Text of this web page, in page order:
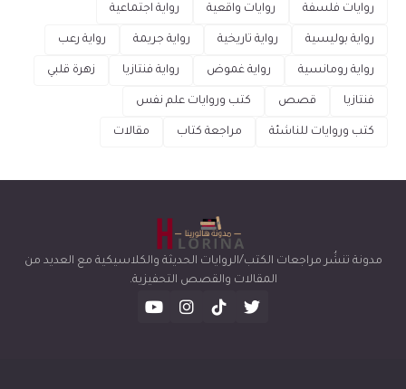
روايات فلسفة روايات واقعية رواية اجتماعية
رواية بوليسية رواية تاريخية رواية جريمة رواية رعب
رواية رومانسية رواية غموض رواية فنتازيا زهرة قلبي
فنتازيا قصص كتب وروايات علم نفس
كتب وروايات للناشئة مراجعة كتاب مقالات
مدونة تنشُر مراجعات الكتب/الروايات الحديثة والكلاسيكية مع العديد من
المقالات والقصص التحفيزية.